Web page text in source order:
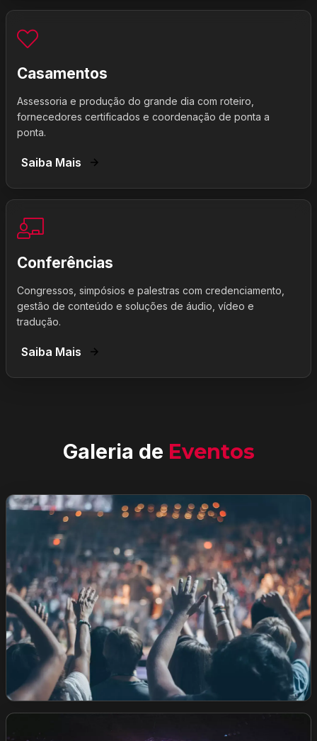
Casamentos
Assessoria e produção do grande dia com roteiro,
fornecedores certificados e coordenação de ponta a
ponta.
Saiba Mais
Conferências
Congressos, simpósios e palestras com credenciamento,
gestão de conteúdo e soluções de áudio, vídeo e
tradução.
Saiba Mais
Galeria de Eventos